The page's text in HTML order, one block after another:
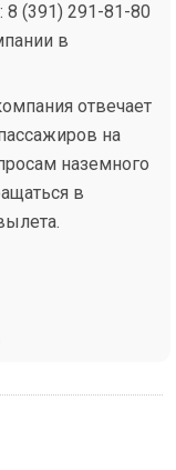
8 (391) 291-81-80
в
отвечает
на
наземного
в